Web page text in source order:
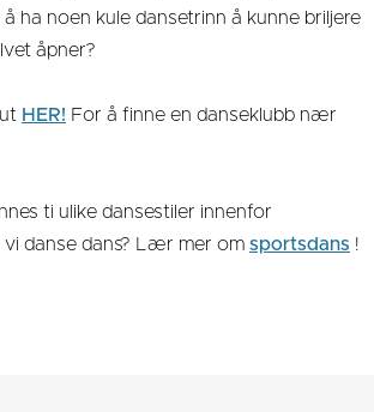
å ha noen kule dansetrinn å kunne briljere
åpner?
HER! For å finne en danseklubb nær
ti ulike dansestiler innenfor
danse dans? Lær mer om sportsdans !